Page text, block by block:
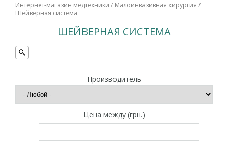
Интернет-магазин медтехники / Малоинвазивная хирургия /
Шейверная система
ШЕЙВЕРНАЯ СИСТЕМА
Производитель
Цена между (грн.)